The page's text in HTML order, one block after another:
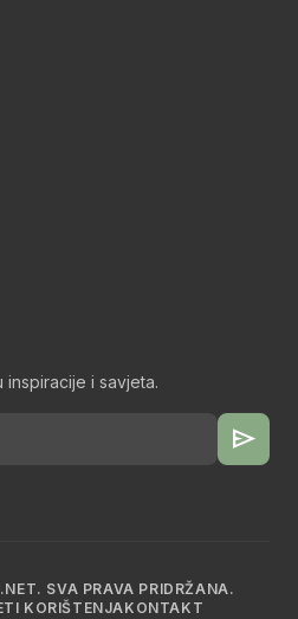
i savjeta.
send
SVA PRAVA PRIDRŽANA.
KORIŠTENJAKONTAKT